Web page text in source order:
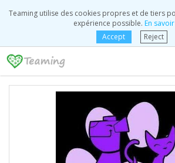
Teaming utilise des cookies propres et de tiers
expérience possible. En
Accept
Reject